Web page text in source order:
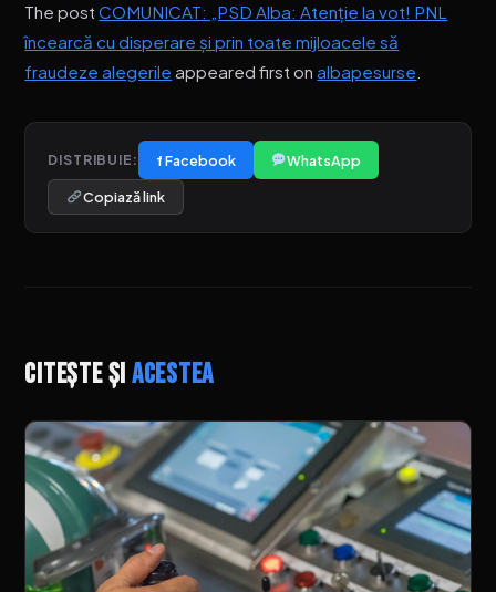
The postCOMUNICAT: „PSD Alba: Atenție la vot! PNL
încearcă cu disperare și prin toate mijloacele să
fraudeze alegerile appeared first onalbapesurse
DISTRIBUIE: f Facebook WhatsApp
Copiază link
Citește șiacestea